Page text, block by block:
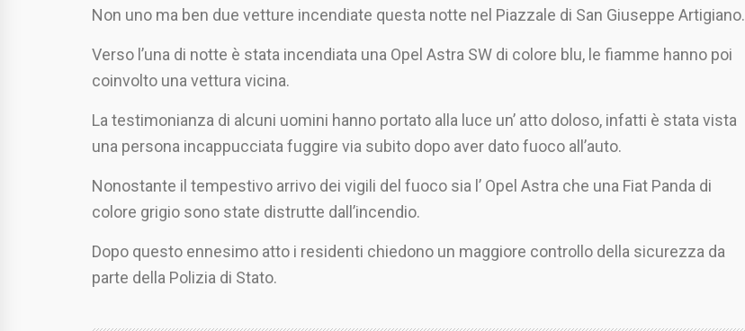
Non uno ma ben due vetture incendiate questa notte nel Piazzale di San Giuseppe Artigiano.
Verso l’una di notte è stata incendiata una Opel Astra SW di colore blu, le fiamme hanno poi
coinvolto una vettura vicina.
La testimonianza di alcuni uomini hanno portato alla luce un’ atto doloso, infatti è stata vista
una persona incappucciata fuggire via subito dopo aver dato fuoco all’auto.
Nonostante il tempestivo arrivo dei vigili del fuoco sia l’ Opel Astra che una Fiat Panda di
colore grigio sono state distrutte dall’incendio.
Dopo questo ennesimo atto i residenti chiedono un maggiore controllo della sicurezza da
parte della Polizia di Stato.